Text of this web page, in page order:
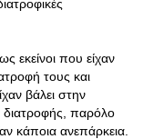
εκείνοι που είχαν
τους και
βάλει στην
διατροφής, παρόλο
κάποια ανεπάρκεια.